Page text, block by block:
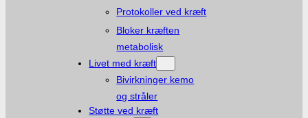
Protokoller ved kræft
Bloker kræften
metabolisk
Livet med kræft
Bivirkninger kemo
og stråler
Støtte ved kræft